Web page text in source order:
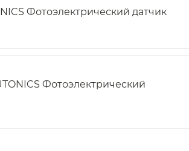
Фотоэлектрический датчик
Фотоэлектрический